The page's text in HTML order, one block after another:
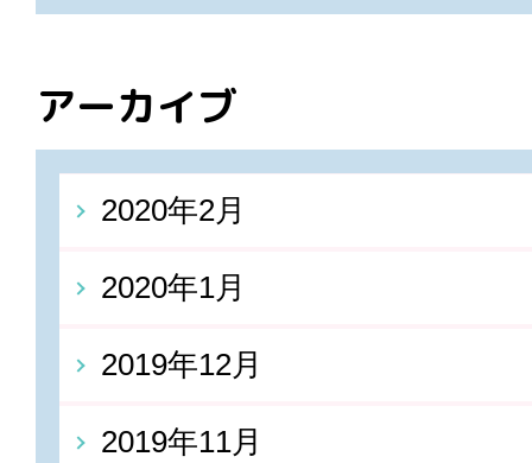
アーカイブ
2020年2月
2020年1月
2019年12月
2019年11月